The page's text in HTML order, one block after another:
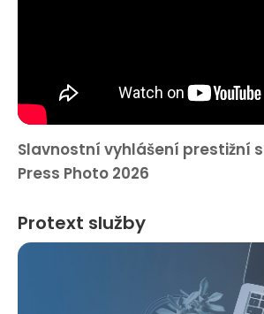
Slavnostní vyhlášení prestižní
Press Photo 2026
Protext služby